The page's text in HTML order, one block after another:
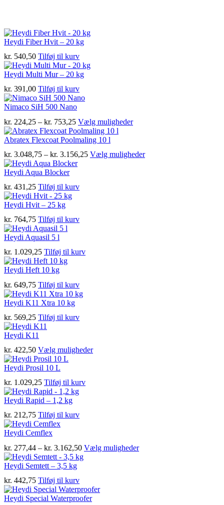
Heydi Fiber Hvit – 20 kg
kr. 540,50 Tilføj til kurv
Heydi Multi Mur – 20 kg
kr. 391,00 Tilføj til kurv
Nimaco SiH 500 Nano
kr. 224,25 – kr. 753,25Prisinterval:
kr. 224,25
til
Vælg mulighederDette
varianter.
Abratex Flexcoat Poolmaling 10 l
kr. 3.048,75 – kr. 3.156,25Prisinterval:
Vælg mulighederDette
Heydi Aqua Blocker
kr. 431,25 Tilføj til kurv
Heydi Hvit – 25 kg
kr. 764,75 Tilføj til kurv
Heydi Aquasil 5 l
kr. 1.029,25 Tilføj til kurv
Heydi Heft 10 kg
kr. 649,75 Tilføj til kurv
Heydi K11 Xtra 10 kg
kr. 569,25 Tilføj til kurv
Heydi K11
kr. 422,50 Vælg mulighederDette
Heydi Prosil 10 L
kr. 1.029,25 Tilføj til kurv
Heydi Rapid – 1,2 kg
kr. 212,75 Tilføj til kurv
Heydi Cemflex
kr. 277,44 – kr. 3.162,50Prisinterval:
kr. 277,44
Vælg mulighederDette
Heydi Semtett – 3,5 kg
kr. 442,75 Tilføj til kurv
Heydi Special Waterproofer